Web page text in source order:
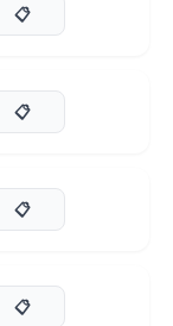
📋
📋
📋
📋